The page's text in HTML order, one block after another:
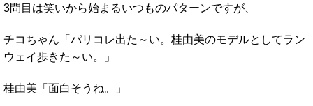
3問目は笑いから始まるいつものパターンですが、
チコちゃん「パリコレ出た～い。桂由美のモデルとしてラン
ウェイ歩きた～い。」
桂由美「面白そうね。」